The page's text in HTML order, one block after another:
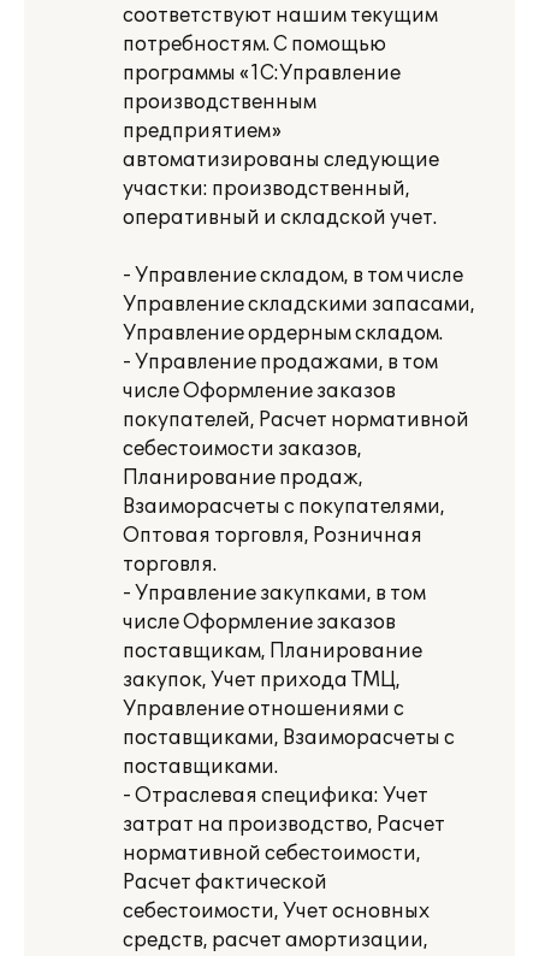
соответствуют нашим текущим
потребностям. С помощью
программы «1С:Управление
производственным
предприятием»
автоматизированы следующие
участки: производственный,
оперативный и складской учет.
- Управление складом, в том числе
Управление складскими запасами,
Управление ордерным складом.
- Управление продажами, в том
числе Оформление заказов
покупателей, Расчет нормативной
себестоимости заказов,
Планирование продаж,
Взаиморасчеты с покупателями,
Оптовая торговля, Розничная
торговля.
- Управление закупками, в том
числе Оформление заказов
поставщикам, Планирование
закупок, Учет прихода ТМЦ,
Управление отношениями с
поставщиками, Взаиморасчеты с
поставщиками.
- Отраслевая специфика: Учет
затрат на производство, Расчет
нормативной себестоимости,
Расчет фактической
себестоимости, Учет основных
средств, расчет амортизации,